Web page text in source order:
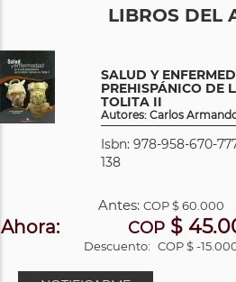
LIBROS DEL
SALUD Y
PREHISPÁNICO DE
TOLITA II
Autores: Carlos
Isbn: 978-958-670-
138
Antes:COP$ 60.000
Ahora: COP $
Descuento: COP $ -